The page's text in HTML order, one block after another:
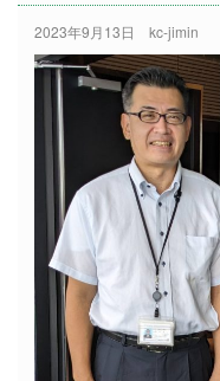
2023年9月13日 kc-jimin